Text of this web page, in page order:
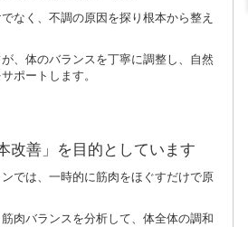
なく、不調の原因を探り根本から整え
、体のバランスを丁寧に調整し、自然
ポートします。
改善」を目的としています
では、一時的に筋肉をほぐすだけで原
肉バランスを分析して、体全体の調和